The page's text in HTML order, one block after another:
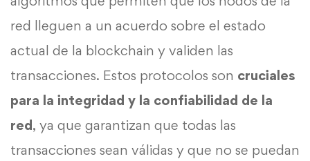
red lleguen a un acuerdo sobre el estado
actual de la blockchain y validen las
transacciones. Estos protocolos son cruciales
para la integridad y la confiabilidad de la
red, ya que garantizan que todas las
transacciones sean válidas y que no se puedan